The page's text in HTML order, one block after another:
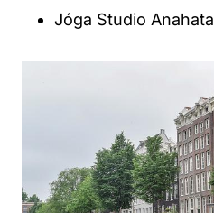
Jóga Studio Anahata